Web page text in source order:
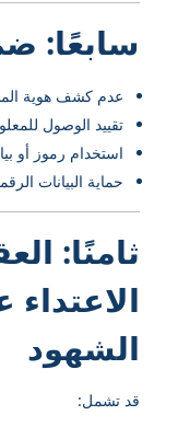
سابعًا:
عدم كشف هوية
تقييد الوصول
استخدام رموز أو
حماية البيانات
ثامنًا:
الشهود
قد تشمل: